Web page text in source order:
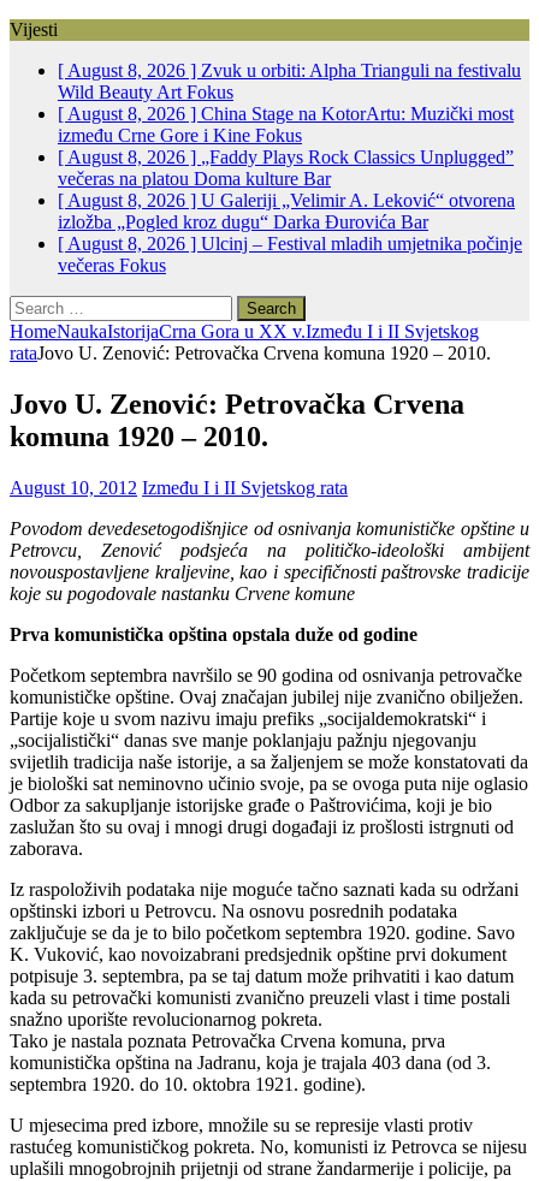
Vijesti
[ August 8, 2026 ] Zvuk u orbiti: Alpha Trianguli na festivalu
Wild Beauty Art Fokus
[ August 8, 2026 ] China Stage na KotorArtu: Muzički most
između Crne Gore i Kine Fokus
[ August 8, 2026 ] „Faddy Plays Rock Classics Unplugged”
večeras na platou Doma kulture Bar
[ August 8, 2026 ] U Galeriji „Velimir A. Leković“ otvorena
izložba „Pogled kroz dugu“ Darka Đurovića Bar
[ August 8, 2026 ] Ulcinj – Festival mladih umjetnika počinje
večeras Fokus
Search
for:
HomeNaukaIstorijaCrna Gora u XX v.Između I i II Svjetskog
rataJovo U. Zenović: Petrovačka Crvena komuna 1920 – 2010.
Jovo U. Zenović: Petrovačka Crvena
komuna 1920 – 2010.
August 10, 2012 Između I i II Svjetskog rata
Povodom devedesetogodišnjice od osnivanja komunističke opštine u
Petrovcu, Zenović podsjeća na političko-ideološki ambijent
novouspostavljene kraljevine, kao i specifičnosti paštrovske tradicije
koje su pogodovale nastanku Crvene komune
Prva komunistička opština opstala duže od godine
Početkom septembra navršilo se 90 godina od osnivanja petrovačke
komunističke opštine. Ovaj značajan jubilej nije zvanično obilježen.
Partije koje u svom nazivu imaju prefiks „socijaldemokratski“ i
„socijalistički“ danas sve manje poklanjaju pažnju njegovanju
svijetlih tradicija naše istorije, a sa žaljenjem se može konstatovati da
je biološki sat neminovno učinio svoje, pa se ovoga puta nije oglasio
Odbor za sakupljanje istorijske građe o Paštrovićima, koji je bio
zaslužan što su ovaj i mnogi drugi događaji iz prošlosti istrgnuti od
zaborava.
Iz raspoloživih podataka nije moguće tačno saznati kada su održani
opštinski izbori u Petrovcu. Na osnovu posrednih podataka
zaključuje se da je to bilo početkom septembra 1920. godine. Savo
K. Vuković, kao novoizabrani predsjednik opštine prvi dokument
potpisuje 3. septembra, pa se taj datum može prihvatiti i kao datum
kada su petrovački komunisti zvanično preuzeli vlast i time postali
snažno uporište revolucionarnog pokreta.
Tako je nastala poznata Petrovačka Crvena komuna, prva
komunistička opština na Jadranu, koja je trajala 403 dana (od 3.
septembra 1920. do 10. oktobra 1921. godine).
U mjesecima pred izbore, množile su se represije vlasti protiv
rastućeg komunističkog pokreta. No, komunisti iz Petrovca se nijesu
uplašili mnogobrojnih prijetnji od strane žandarmerije i policije, pa